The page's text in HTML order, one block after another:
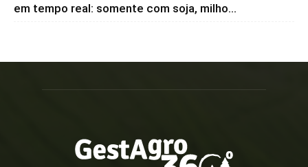
em tempo real: somente com soja, milho...